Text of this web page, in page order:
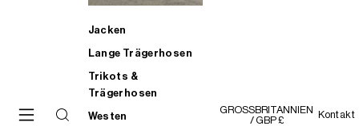
Jacken
Lange Trägerhosen
Trikots &
Trägerhosen
Westen
GROSSBRITANNIEN
/ GBP £
Kontakt